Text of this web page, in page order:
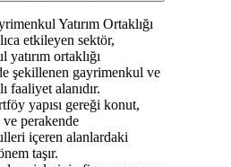
Yatırım Ortaklığı
etkileyen sektör,
yatırım ortaklığı
şekillenen gayrimenkul ve
faaliyet alanıdır.
yapısı gereği konut,
perakende
içeren alanlardaki
taşır.